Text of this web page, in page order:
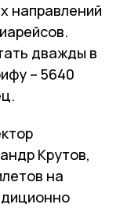
направлений
дважды в
– 5640
Крутов,
на